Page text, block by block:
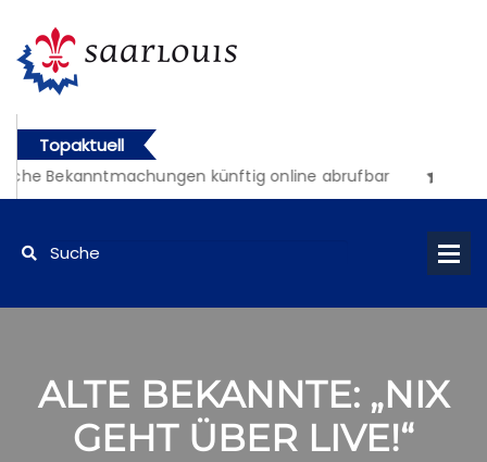
Topaktuell
Bekanntmachungen künftig online abrufbar
ALTE BEKANNTE: „NIX
GEHT ÜBER LIVE!“